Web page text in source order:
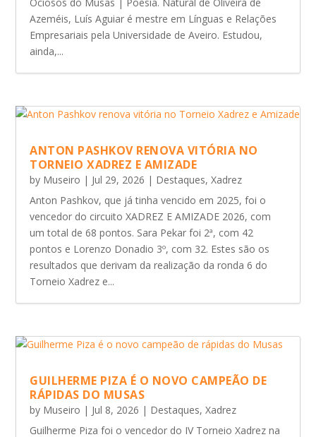
Azeméis, Luís Aguiar é mestre em Línguas e Relações
Empresariais pela Universidade de Aveiro. Estudou,
ainda,...
ANTON PASHKOV RENOVA VITÓRIA NO
TORNEIO XADREZ E AMIZADE
by Museiro | Jul 29, 2026 | Destaques,Xadrez
Anton Pashkov, que já tinha vencido em 2025, foi o
vencedor do circuito XADREZ E AMIZADE 2026, com
um total de 68 pontos. Sara Pekar foi 2ª, com 42
pontos e Lorenzo Donadio 3º, com 32. Estes são os
resultados que derivam da realização da ronda 6 do
Torneio Xadrez e...
GUILHERME PIZA É O NOVO CAMPEÃO DE
RÁPIDAS DO MUSAS
by Museiro | Jul 8, 2026 | Destaques,Xadrez
Guilherme Piza foi o vencedor do IV Torneio Xadrez na